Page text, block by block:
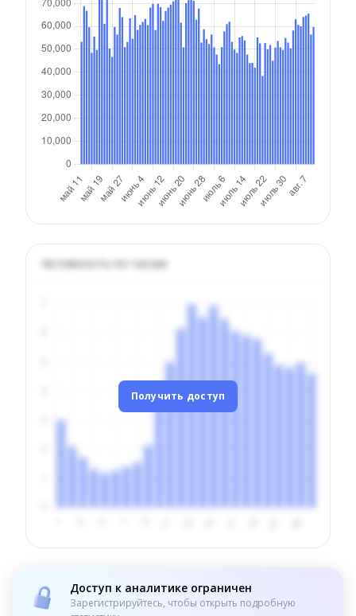
Активность по часам
Получить доступ
Доступ к аналитике ограничен
Зарегистрируйтесь, чтобы открыть подробную